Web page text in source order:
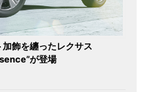
飾を纏ったレクサス
が登場